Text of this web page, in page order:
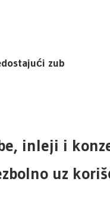
zub
inleji i
uz